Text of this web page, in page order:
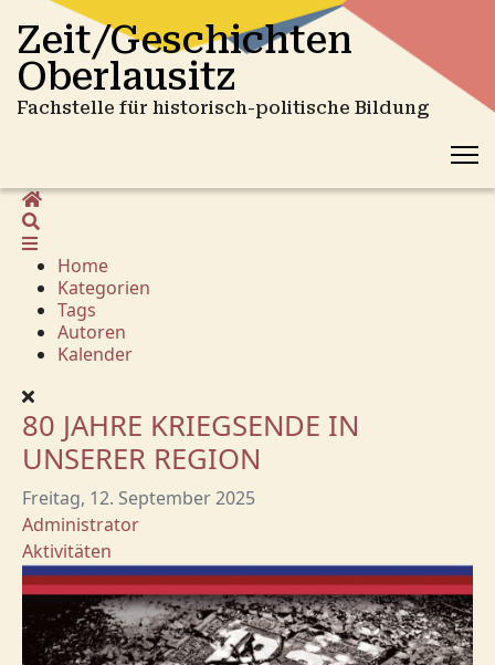
Zeit/Geschichten
Oberlausitz
Fachstelle für historisch-politische Bildung
Home
Home
Kategorien
Tags
Autoren
Kalender
80 JAHRE KRIEGSENDE IN
UNSERER REGION
Freitag, 12. September 2025
Administrator
Aktivitäten